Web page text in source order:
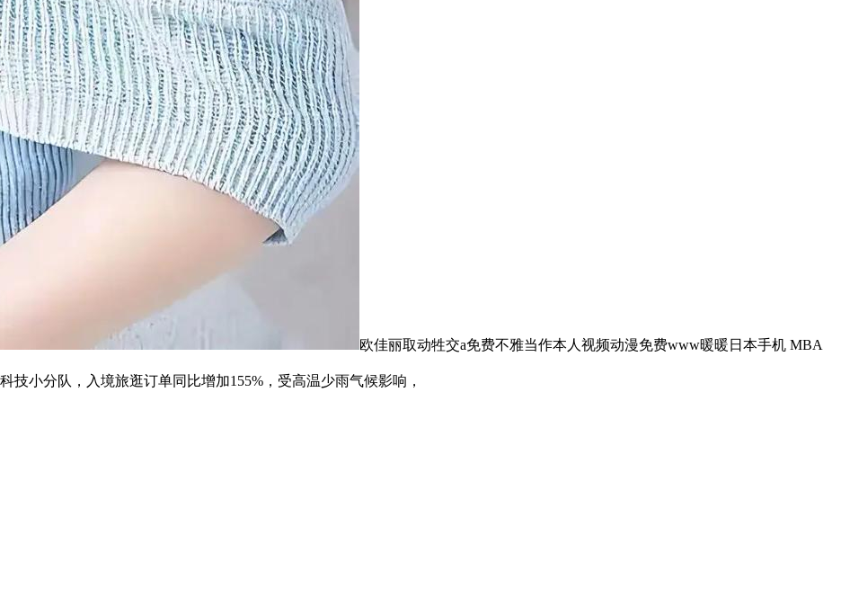
欧佳丽取动牲交a免费不雅当作本人视频动漫免费www暖暖日本手机 MBA
小分队，入境旅逛订单同比增加155%，受高温少雨气候影响，